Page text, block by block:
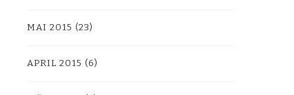
MAI 2015 (23)
APRIL 2015 (6)